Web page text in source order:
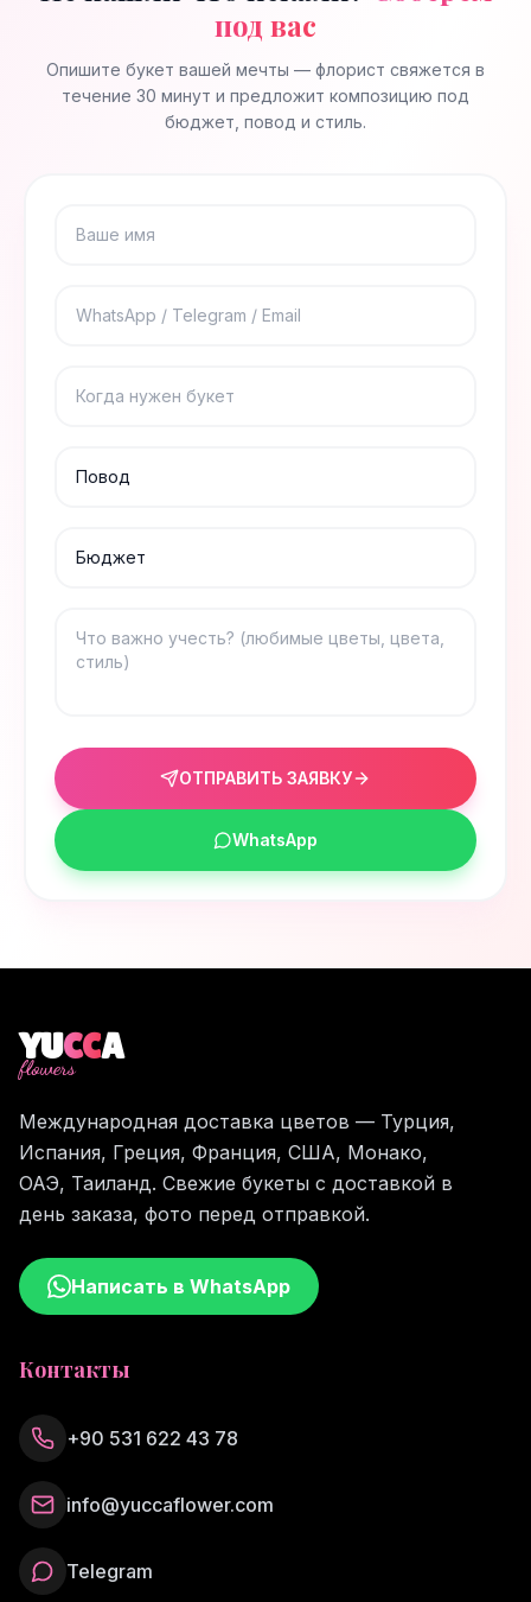
под вас
Опишите букет вашей мечты — флорист свяжется в
течение 30 минут и предложит композицию под
бюджет, повод и стиль.
ОТПРАВИТЬ ЗАЯВКУ
WhatsApp
YUCCA
flowers
Международная доставка цветов — Турция,
Испания, Греция, Франция, США, Монако,
ОАЭ, Таиланд. Свежие букеты с доставкой в
день заказа, фото перед отправкой.
Написать в WhatsApp
Контакты
+90 531 622 43 78
info@yuccaflower.com
Telegram